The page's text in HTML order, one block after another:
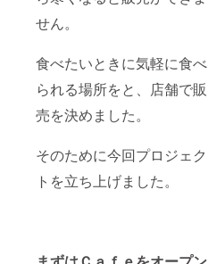
せん。
食べたいときに気軽に食べ
られる場所をと、店舗で販
売を決めました。
そのために今回プロジェク
トを立ち上げました。